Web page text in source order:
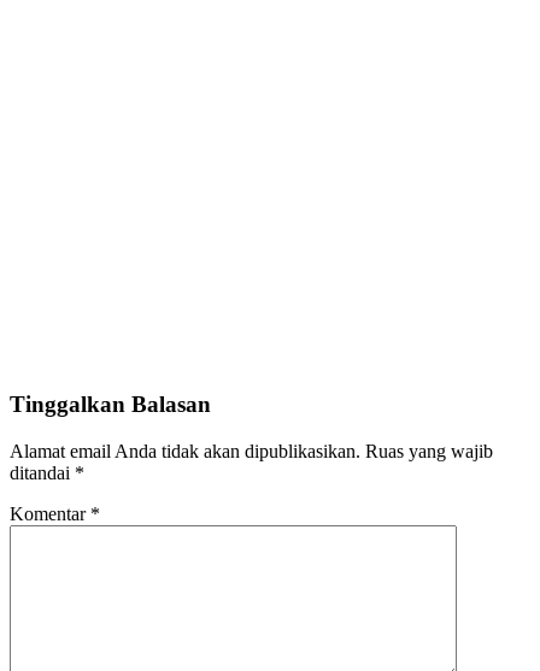
Tinggalkan Balasan
Alamat email Anda tidak akan dipublikasikan. Ruas yang wajib
ditandai *
Komentar *